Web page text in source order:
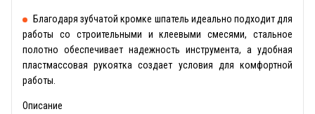
Благодаря зубчатой кромке шпатель идеально подходит для
работы со строительными и клеевыми смесями, стальное
полотно обеспечивает надежность инструмента, а удобная
пластмассовая рукоятка создает условия для комфортной
работы.
Описание